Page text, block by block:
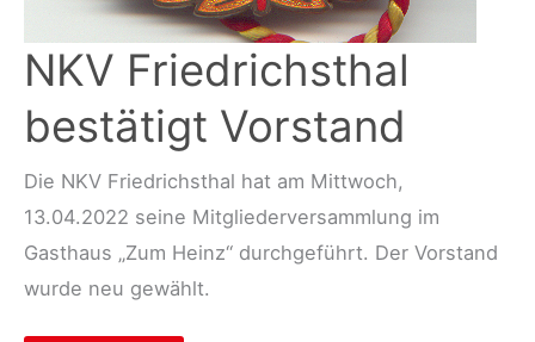
NKV Friedrichsthal
bestätigt Vorstand
Die NKV Friedrichsthal hat am Mittwoch,
13.04.2022 seine Mitgliederversammlung im
Gasthaus „Zum Heinz“ durchgeführt. Der Vorstand
wurde neu gewählt.